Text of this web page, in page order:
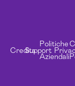
CreditsSupport
Politiche
Aziendali